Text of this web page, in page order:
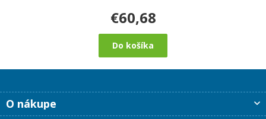
€60,68
Do košíka
ZO nákupe